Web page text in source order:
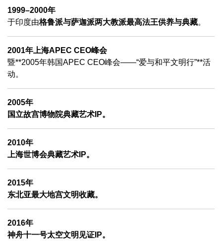
1999–2000年
于印度由格鲁派与萨迦派两大教派最高法王供养与典藏。
2001年上海APEC CEO峰会
暨**2005年韩国APEC CEO峰会——“爱与和平文明行”**活
动。
2005年
国立故宫博物院典藏艺术IP。
2010年
上海世博会典藏艺术IP。
2015年
东北亚最大地宫文明收藏。
2016年
神舟十一号太空文明见证IP。